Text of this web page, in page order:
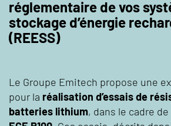
réglementaire de vos
stockage d’énergie
(REESS)
Le Groupe Emitech propose une
pour la réalisation d’essais de
batteries lithium, dans le cadre de